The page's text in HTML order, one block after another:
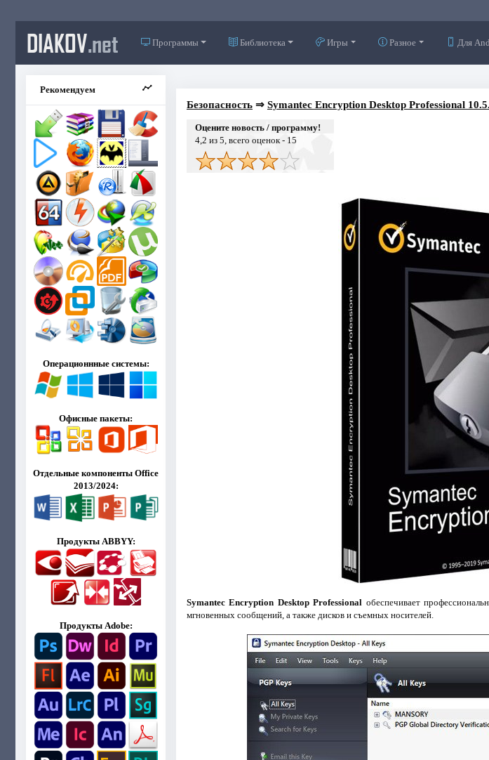
DIAKOV.net Программы Библиотека Игры Разное Для
Рекомендуем
Операционнные системы:
Офисные пакеты:
Отдельные компоненты Office
2013/2024:
Продукты ABBYY:
Продукты Adobe:
Безопасность⇒ Symantec Encryption Desktop Professional
Оцените новость / программу!
4,2 из 5, всего оценок - 15
Symantec Encryption Desktop Professional обеспечивает
мгновенных сообщений, а также дисков и съемных носителей.